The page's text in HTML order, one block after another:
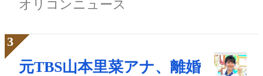
オリコンニュース
元TBS山本里菜アナ、離婚